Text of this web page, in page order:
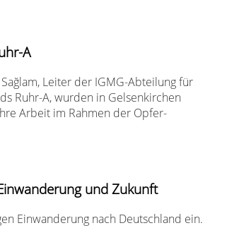
A
Leiter der IGMG-Abteilung für
Ruhr-A, wurden in Gelsenkirchen
Arbeit im Rahmen der Opfer-
und Zukunft
Einwanderung nach Deutschland ein.